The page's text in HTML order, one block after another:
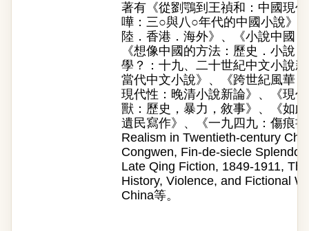
著有《從劉鶚到王禎和：中國現
嘩：三○與八○年代的中國小說》
陸．香港．海外》、《小說中國
《想像中國的方法：歷史．小說
學？：十九、二十世紀中文小說
當代中文小說》、《跨世紀風華
現代性：晚清小說新論》、《現
獸：歷史，暴力，敘事》、《如
遺民寫作》、《一九四九：傷痕
Realism in Twentieth-century
Congwen, Fin-de-siecle
Late Qing Fiction, 1849-1911,
History, Violence, and Fictional
China等。